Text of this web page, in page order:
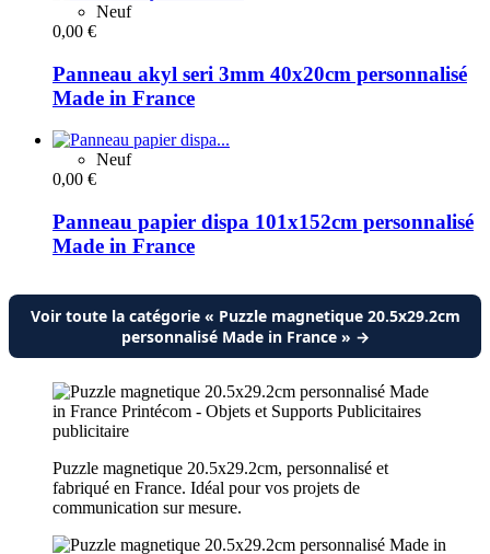
Neuf
0,00 €
Panneau akyl seri 3mm 40x20cm personnalisé
Made in France
Neuf
0,00 €
Panneau papier dispa 101x152cm personnalisé
Made in France
Voir toute la catégorie « Puzzle magnetique 20.5x29.2cm
personnalisé Made in France » →
Puzzle magnetique 20.5x29.2cm, personnalisé et
fabriqué en France. Idéal pour vos projets de
communication sur mesure.